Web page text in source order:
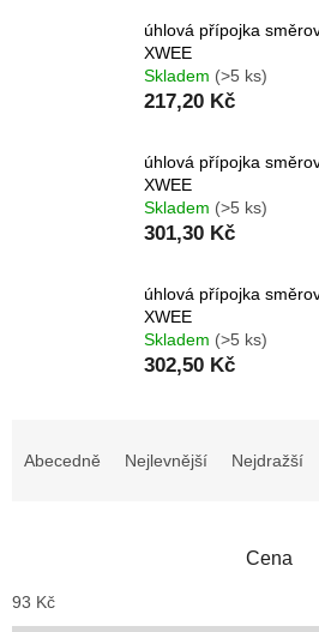
úhlová přípojka
XWEE
Skladem (>5 ks)
217,20 Kč
úhlová přípojka
XWEE
Skladem (>5 ks)
301,30 Kč
úhlová přípojka
XWEE
Skladem (>5 ks)
302,50 Kč
p
r
Abecedně Nejlevnější Nejdražší
Cena
93 Kč